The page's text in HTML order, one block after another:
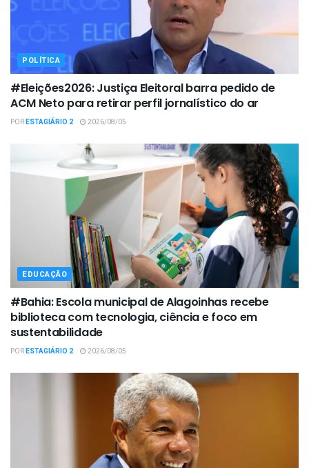
POLÍTICA
#Eleições2026: Justiça Eleitoral barra pedido de
ACM Neto para retirar perfil jornalístico do ar
PORESTAGIÁRIO 2 2026/08/05
EDUCAÇÃO
#Bahia: Escola municipal de Alagoinhas recebe
biblioteca com tecnologia, ciência e foco em
sustentabilidade
PORESTAGIÁRIO 2 2026/08/05